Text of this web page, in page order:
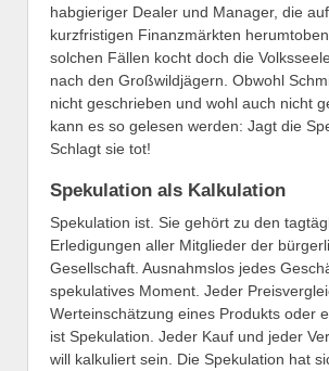
habgieriger Dealer und Manager, die
kurzfristigen Finanzmärkten
solchen Fällen kocht doch die
nach den Großwildjägern. Obwohl
nicht geschrieben und wohl auch nicht
kann es so gelesen werden: Jagt die
Schlagt sie tot!
Spekulation als Kalkulation
Spekulation ist. Sie gehört zu den
Erledigungen aller Mitglieder der
Gesellschaft. Ausnahmslos jedes
spekulatives Moment. Jeder
Werteinschätzung eines Produkts oder
ist Spekulation. Jeder Kauf und jeder
will kalkuliert sein. Die Spekulation hat